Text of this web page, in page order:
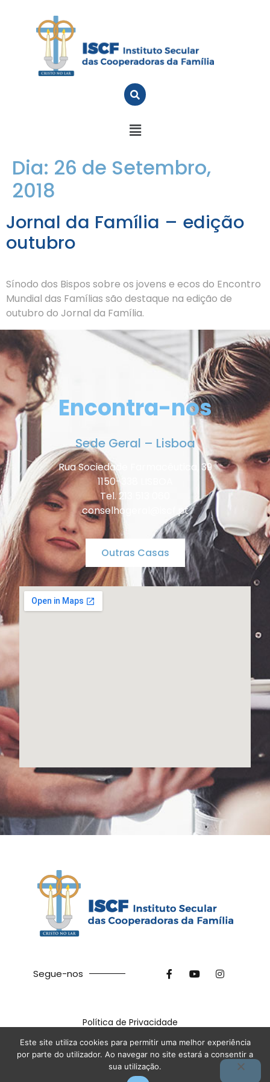
Dia: 26 de Setembro,
2018
Jornal da Família – edição
outubro
Sínodo dos Bispos sobre os jovens e ecos do Encontro
Mundial das Famílias são destaque na edição de
outubro do Jornal da Família.
Encontra-nos
Sede Geral – Lisboa
Rua Sociedade Farmacêutica, 39
1150-338 LISBOA
Tel. 213 513 060
conselhogeral@iscf.pt
Outras Casas
Segue-nos
Política de Privacidade
©2026ISCF. Feito com ❤ naTerra das Ideias
Este site utiliza cookies para permitir uma melhor experiência
por parte do utilizador. Ao navegar no site estará a consentir a
sua utilização.